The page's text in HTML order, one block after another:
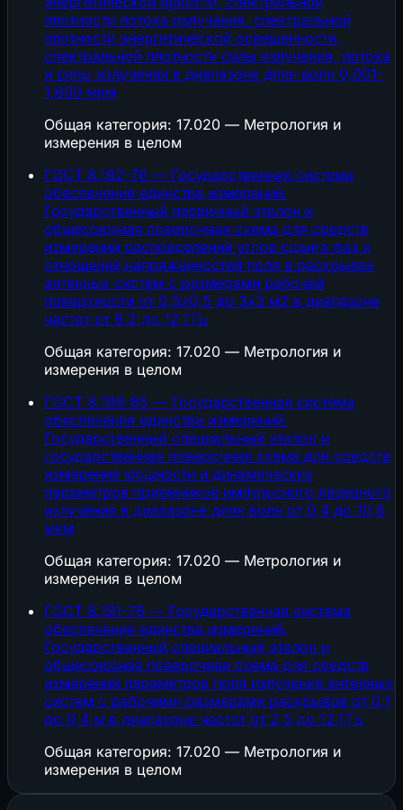
плотности потока излучения, спектральной
плотности энергетической освещенности,
спектральной плотности силы излучения, потока
и силы излучения в диапазоне длин волн 0,001-
1,600 мкм
Общая категория: 17.020 — Метрология и
измерения в целом
ГОСТ 8.192-76 — Государственная система
обеспечения единства измерений.
Государственный первичный эталон и
общесоюзная поверочная схема для средств
измерений распределений углов сдвига фаз и
отношений напряженностей поля в раскрывах
антенных систем с размерами рабочей
поверхности от 0,5х0,5 до 3х3 м2 в диапазоне
частот от 8,2 до 12 ГГц
Общая категория: 17.020 — Метрология и
измерения в целом
ГОСТ 8.198-85 — Государственная система
обеспечения единства измерений.
Государственный специальный эталон и
государственная поверочная схема для средств
измерения мощности и динамических
параметров приемников импульсного лазерного
излучения в диапазоне длин волн от 0,4 до 10,6
мкм
Общая категория: 17.020 — Метрология и
измерения в целом
ГОСТ 8.191-76 — Государственная система
обеспечения единства измерений.
Государственный специальный эталон и
общесоюзная поверочная схема для средств
измерений параметров поля излучения антенных
систем с рабочими размерами раскрывов от 0,1
до 0,4 м в диапазоне частот от 2,5 до 12 ГГц
Общая категория: 17.020 — Метрология и
измерения в целом